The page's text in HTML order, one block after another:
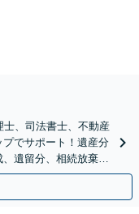
士、司法書士、不動産
でサポート！遺産分
遺留分、相続放棄、
談OK】